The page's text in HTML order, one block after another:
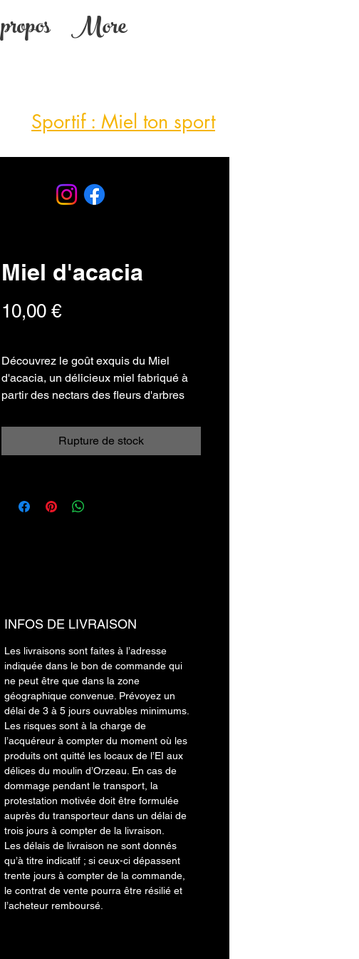
More
d'Orzeau
Sportif : Miel ton sport
Miel d'acacia
10,00 €Prix
pour
500
Grammes
Découvrez le goût exquis du Miel
d'acacia, un délicieux miel fabriqué à
partir des nectars des fleurs d'arbres
manquera pas de satisfaire vos
papilles gustatives et de vous donner
parfait pour être étalé sur des toasts,
arrosé les desserts ou le cuisiner. Ce
Rupture de stock
INFOS DE LIVRAISON
Les livraisons sont faites à l’adresse
indiquée dans le bon de commande qui
ne peut être que dans la zone
géographique convenue. Prévoyez un
délai de 3 à 5 jours ouvrables minimums.
Les risques sont à la charge de
l’acquéreur à compter du moment où les
produits ont quitté les locaux de l’EI aux
délices du moulin d’Orzeau. En cas de
dommage pendant le transport, la
protestation motivée doit être formulée
auprès du transporteur dans un délai de
trois jours à compter de la livraison.
Les délais de livraison ne sont donnés
qu’à titre indicatif ; si ceux-ci dépassent
trente jours à compter de la commande,
le contrat de vente pourra être résilié et
l’acheteur remboursé.